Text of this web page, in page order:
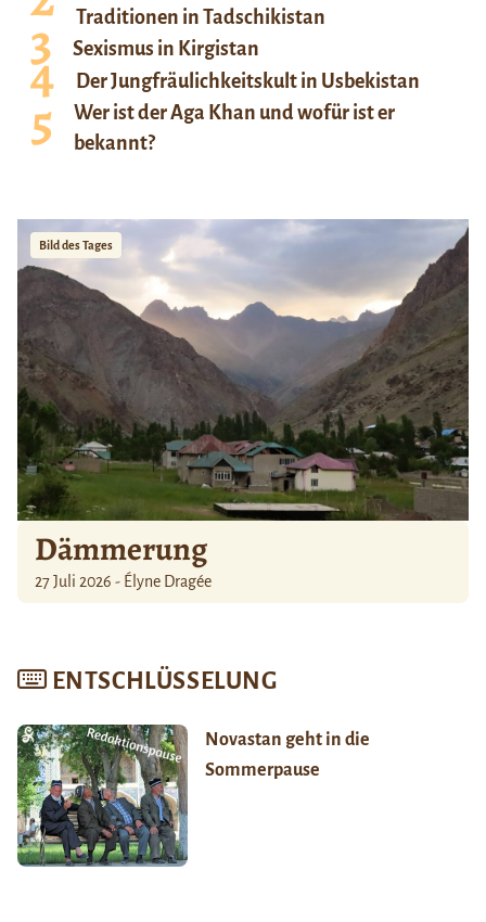
Traditionen in Tadschikistan
Sexismus in Kirgistan
Der Jungfräulichkeitskult in Usbekistan
Wer ist der Aga Khan und wofür ist er
bekannt?
Bild des Tages
Dämmerung
27 Juli 2026 - Élyne Dragée
ENTSCHLÜSSELUNG
Novastan geht in die
Sommerpause